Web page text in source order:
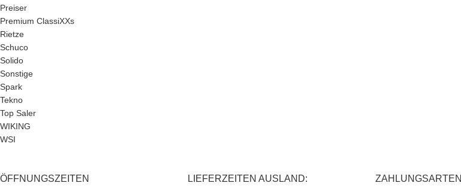
Preiser
Premium ClassiXXs
Rietze
Schuco
Solido
Sonstige
Spark
Tekno
Top Saler
WIKING
WSI
ÖFFNUNGSZEITEN LIEFERZEITEN AUSLAND: ZAHLUNGSARTEN